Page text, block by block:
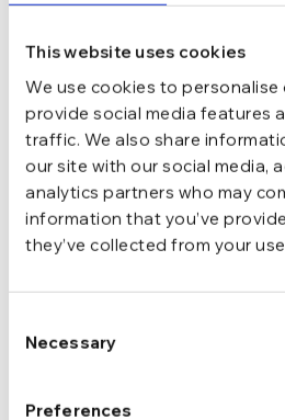
This website uses cookies
We use cookies to
provide social media features
traffic. We also share
our site with our social media,
analytics partners who may
information that you’ve
they’ve collected from your
Selection
Necessary
Preferences
INCHIDERE
TIP Cu bilute,
GREUTATE